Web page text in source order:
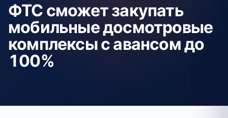
ФТС сможет закупать
мобильные досмотровые
комплексы с авансом до
100%